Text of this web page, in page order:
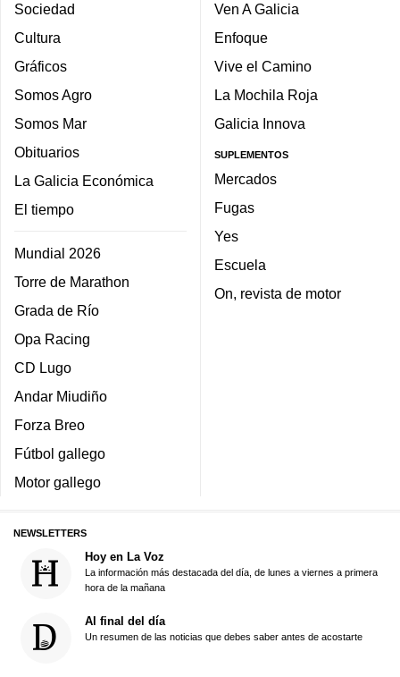
Sociedad
Cultura
Gráficos
Somos Agro
Somos Mar
Obituarios
La Galicia Económica
El tiempo
Mundial 2026
Torre de Marathon
Grada de Río
Opa Racing
CD Lugo
Andar Miudiño
Forza Breo
Fútbol gallego
Motor gallego
Ven A Galicia
Enfoque
Vive el Camino
La Mochila Roja
Galicia Innova
SUPLEMENTOS
Mercados
Fugas
Yes
Escuela
On, revista de motor
NEWSLETTERS
Hoy en La Voz
La información más destacada del día, de lunes a viernes a primera
hora de la mañana
Al final del día
Un resumen de las noticias que debes saber antes de acostarte